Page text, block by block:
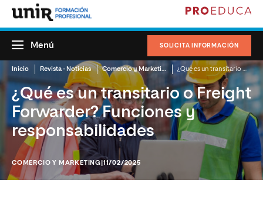
SOLICITA INFORMACIÓN
Menú
Inicio Revista - Noticias Comercio y Marketing ¿Qué es un transitario o Freight Forwarder? Funciones y responsabilidades
¿Qué es un transitario o Freight
Forwarder? Funciones y
responsabilidades
COMERCIO Y MARKETING |11/02/2025